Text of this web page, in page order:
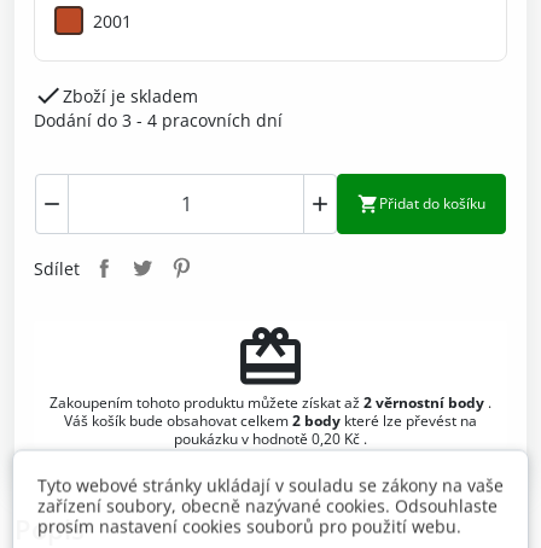
2001
Zboží je skladem
Dodání do 3 - 4 pracovních dní
  Přidat do košíku
Sdílet
redeem
Zakoupením tohoto produktu můžete získat až2věrnostní body .
Váš košík bude obsahovat celkem2 body které lze převést na
poukázku v hodnotě 0,20 Kč .
Popis
Tyto webové stránky ukládají v souladu se zákony na vaše
zařízení soubory, obecně nazývané cookies. Odsouhlaste
prosím nastavení cookies souborů pro použití webu.